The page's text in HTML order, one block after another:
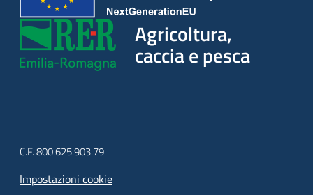
caccia e
pesca
Argomenti
Agricoltura,
caccia e pesca
C.F. 800.625.903.79
Impostazioni cookie